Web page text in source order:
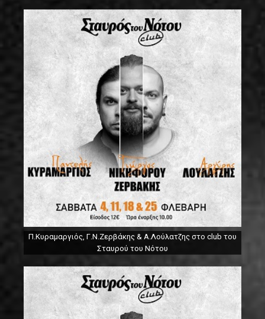
Π.Κυραμαργιός, Γ.Ν.Ζερβάκης & Α.Λούλατζης στο club του
Σταυρού του Νότου